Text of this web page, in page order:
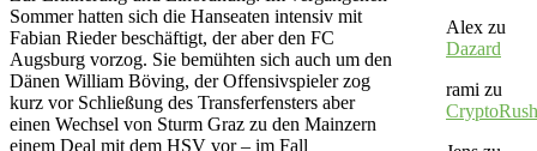
Sommer hatten sich die Hanseaten intensiv mit
Fabian Rieder beschäftigt, der aber den FC
Augsburg vorzog. Sie bemühten sich auch um den
Dänen William Böving, der Offensivspieler zog
kurz vor Schließung des Transferfensters aber
einen Wechsel von Sturm Graz zu den Mainzern
einem Deal mit dem HSV vor – im Fall
Alex zu
Dazard
rami zu
CryptoRush